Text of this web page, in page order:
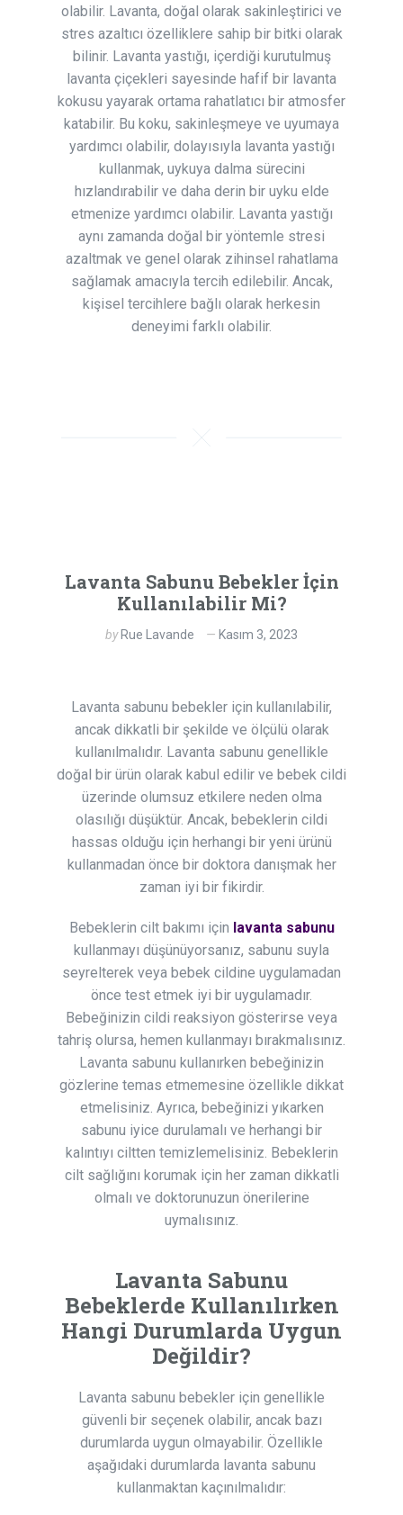
olabilir. Lavanta, doğal olarak sakinleştirici ve
stres azaltıcı özelliklere sahip bir bitki olarak
bilinir. Lavanta yastığı, içerdiği kurutulmuş
lavanta çiçekleri sayesinde hafif bir lavanta
kokusu yayarak ortama rahatlatıcı bir atmosfer
katabilir. Bu koku, sakinleşmeye ve uyumaya
yardımcı olabilir, dolayısıyla lavanta yastığı
kullanmak, uykuya dalma sürecini
hızlandırabilir ve daha derin bir uyku elde
etmenize yardımcı olabilir. Lavanta yastığı
aynı zamanda doğal bir yöntemle stresi
azaltmak ve genel olarak zihinsel rahatlama
sağlamak amacıyla tercih edilebilir. Ancak,
kişisel tercihlere bağlı olarak herkesin
deneyimi farklı olabilir.
Lavanta Sabunu Bebekler İçin
Kullanılabilir Mi?
by Rue Lavande Kasım 3, 2023
Lavanta sabunu bebekler için kullanılabilir,
ancak dikkatli bir şekilde ve ölçülü olarak
kullanılmalıdır. Lavanta sabunu genellikle
doğal bir ürün olarak kabul edilir ve bebek cildi
üzerinde olumsuz etkilere neden olma
olasılığı düşüktür. Ancak, bebeklerin cildi
hassas olduğu için herhangi bir yeni ürünü
kullanmadan önce bir doktora danışmak her
zaman iyi bir fikirdir.
Bebeklerin cilt bakımı için lavanta sabunu
kullanmayı düşünüyorsanız, sabunu suyla
seyrelterek veya bebek cildine uygulamadan
önce test etmek iyi bir uygulamadır.
Bebeğinizin cildi reaksiyon gösterirse veya
tahriş olursa, hemen kullanmayı bırakmalısınız.
Lavanta sabunu kullanırken bebeğinizin
gözlerine temas etmemesine özellikle dikkat
etmelisiniz. Ayrıca, bebeğinizi yıkarken
sabunu iyice durulamalı ve herhangi bir
kalıntıyı ciltten temizlemelisiniz. Bebeklerin
cilt sağlığını korumak için her zaman dikkatli
olmalı ve doktorunuzun önerilerine
uymalısınız.
Lavanta Sabunu
Bebeklerde Kullanılırken
Hangi Durumlarda Uygun
Değildir?
Lavanta sabunu bebekler için genellikle
güvenli bir seçenek olabilir, ancak bazı
durumlarda uygun olmayabilir. Özellikle
aşağıdaki durumlarda lavanta sabunu
kullanmaktan kaçınılmalıdır: